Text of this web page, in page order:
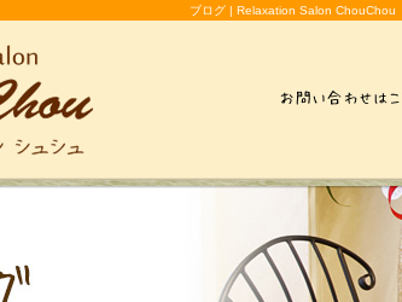
ブログ | Relaxation Salon ChouChou